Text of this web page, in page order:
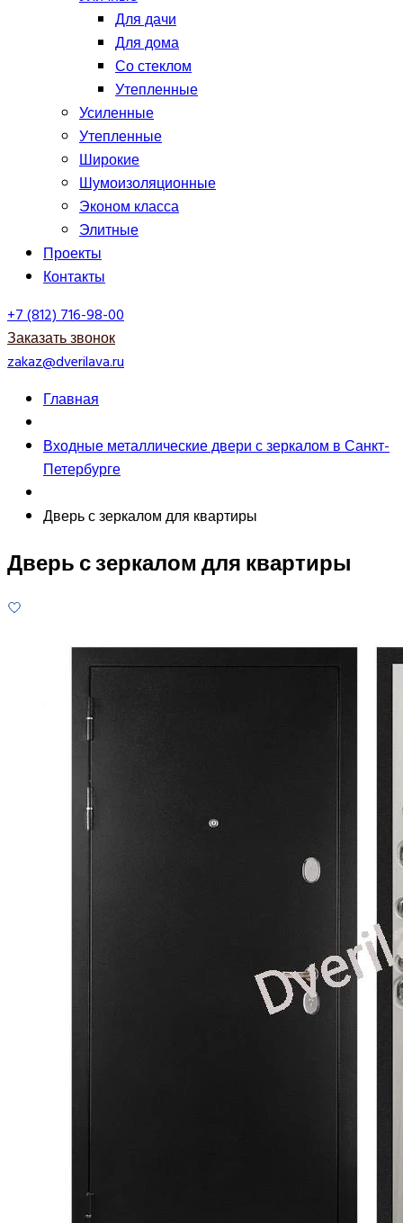
Для дачи
Для дома
Со стеклом
Утепленные
Усиленные
Утепленные
Широкие
Шумоизоляционные
Эконом класса
Элитные
Проекты
Контакты
+7 (812) 716-98-00
Заказать звонок
zakaz@dverilava.ru
Главная
Входные металлические двери с зеркалом в Санкт-
Петербурге
Дверь с зеркалом для квартиры
Дверь с зеркалом для квартиры